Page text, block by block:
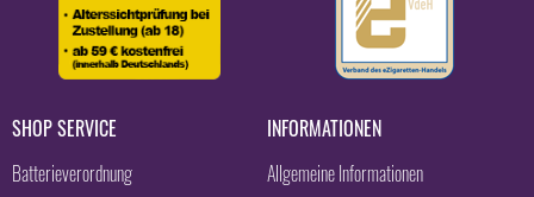
SHOP SERVICE
Batterieverordnung
INFORMATIONEN
Allgemeine Informationen